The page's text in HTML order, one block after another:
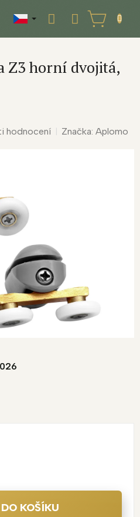
NÁKUPNÍ
KOŠÍK
Z3 horní dvojitá,
hodnocení Značka: Aplomo
KOŠÍKU